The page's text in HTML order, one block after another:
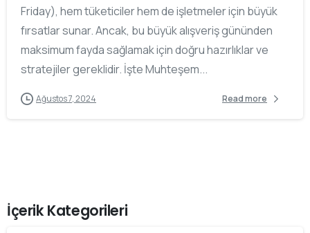
Friday), hem tüketiciler hem de işletmeler için büyük
fırsatlar sunar. Ancak, bu büyük alışveriş gününden
maksimum fayda sağlamak için doğru hazırlıklar ve
stratejiler gereklidir. İşte Muhteşem...
Ağustos 7, 2024 Read more
İçerik Kategorileri